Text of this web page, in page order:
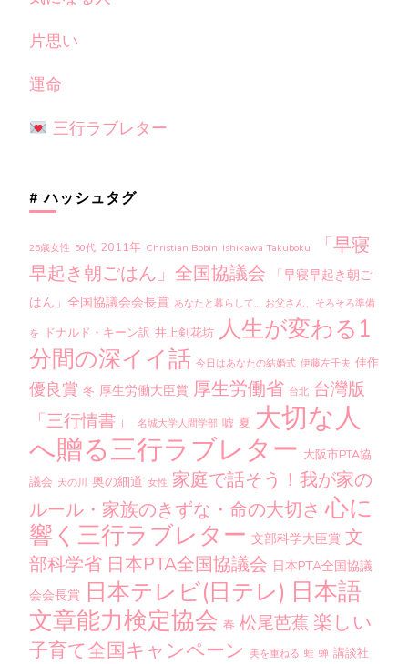
片思い
運命
三行ラブレター
# ハッシュタグ
25歳女性 50代 2011年 Christian Bobin Ishikawa Takuboku
「早寝
早起き朝ごはん」全国協議会
「早寝早起き朝ご
はん」全国協議会会長賞 あなたと暮らして… お父さん、そろそろ準備
を ドナルド・キーン訳 井上剣花坊 人生が変わる1
分間の深イイ話 今日はあなたの結婚式 伊藤左千夫 佳作
優良賞 冬 厚生労働大臣賞 厚生労働省 台北 台灣版
「三行情書」
名城大学人間学部 嘘 夏 大切な人
へ贈る三行ラブレター 大阪市PTA協
議会 天の川 奥の細道 女性 家庭で話そう！我が家の
ルール・家族のきずな・命の大切さ 心に
響く三行ラブレター 文部科学大臣賞 文
部科学省 日本PTA全国協議会 日本PTA全国協議
会会長賞 日本テレビ(日テレ) 日本語
文章能力検定協会 春 松尾芭蕉 楽しい
子育て全国キャンペーン 美を重ねる 蛙 蝉 講談社